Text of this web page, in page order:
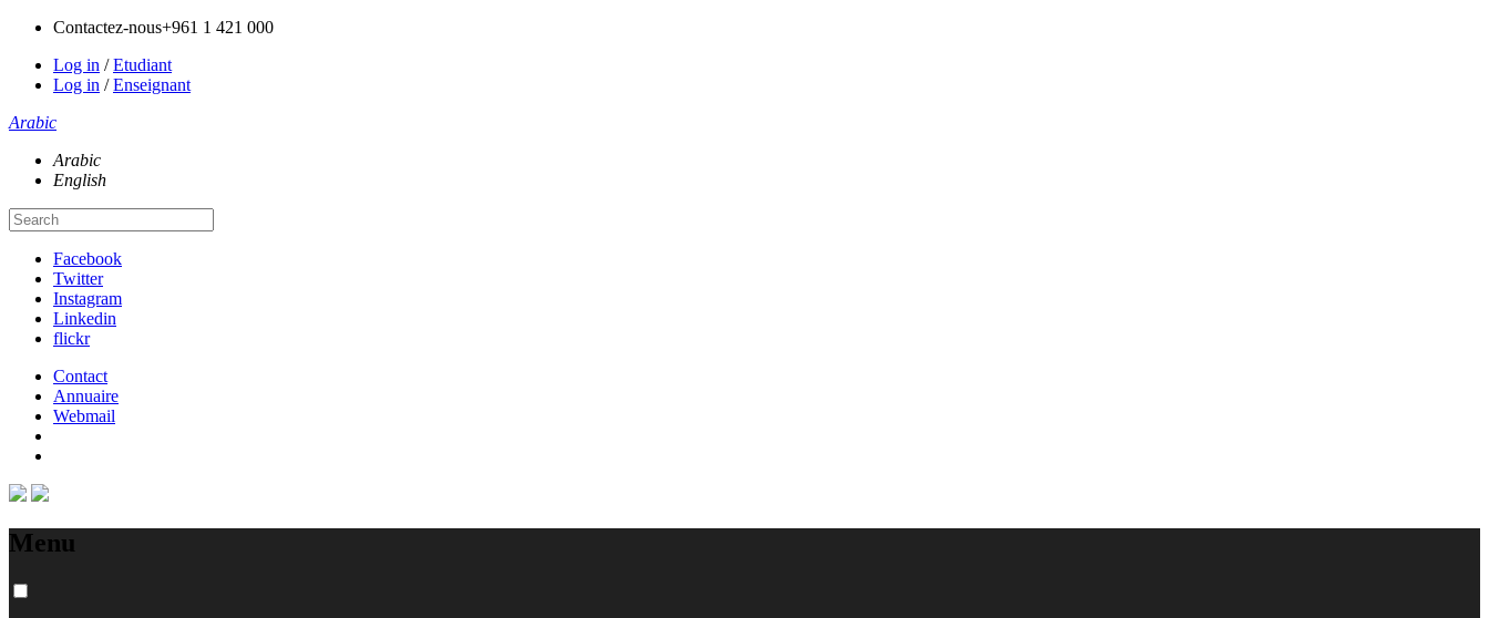
Contactez-nous+961 1 421 000
Log in /Etudiant
Log in /Enseignant
Arabic
Arabic
English
Facebook
Twitter
Instagram
Linkedin
flickr
Contact
Annuaire
Webmail
Menu